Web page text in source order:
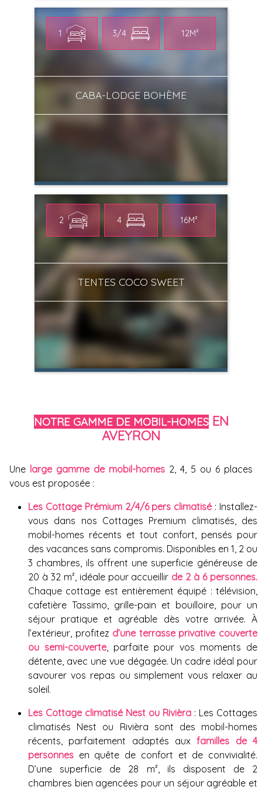
CABA-LODGE BOHÈME
1 3/4 12M²
TENTES COCO SWEET
2 4 16M²
NOTRE GAMME DE MOBIL-HOMESEN
AVEYRON
Une large gamme de mobil-homes 2, 4, 5 ou 6 places
vous est proposée :
Les Cottage Prémium 2/4/6 pers climatisé : Installez-
vous dans nos Cottages Premium climatisés, des
mobil-homes récents et tout confort, pensés pour
des vacances sans compromis. Disponibles en 1, 2 ou
3 chambres, ils offrent une superficie généreuse de
20 à 32 m², idéale pour accueillir de 2 à 6 personnes.
Chaque cottage est entièrement équipé : télévision,
cafetière Tassimo, grille-pain et bouilloire, pour un
séjour pratique et agréable dès votre arrivée. À
l’extérieur, profitez d’une terrasse privative couverte
ou semi-couverte, parfaite pour vos moments de
détente, avec une vue dégagée. Un cadre idéal pour
savourer vos repas ou simplement vous relaxer au
soleil.
Les Cottage climatisé Nest ou Rivièra : Les Cottages
climatisés Nest ou Rivièra sont des mobil-homes
récents, parfaitement adaptés auxfamilles de 4
personnes en quête de confort et de convivialité.
D’une superficie de 28 m², ils disposent de 2
chambres bien agencées pour un séjour agréable et